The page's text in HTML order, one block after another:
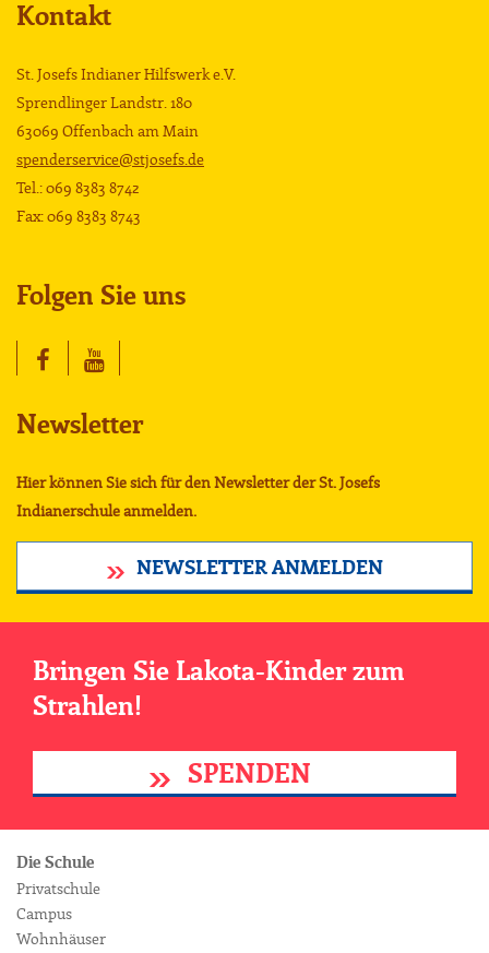
Kontakt
St. Josefs Indianer Hilfswerk e.V.
Sprendlinger Landstr. 180
63069 Offenbach am Main
spenderservice@stjosefs.de
Tel.: 069 8383 8742
Fax: 069 8383 8743
Folgen Sie uns
Newsletter
Hier können Sie sich für den Newsletter der St. Josefs
Indianerschule anmelden.
NEWSLETTER ANMELDEN
Bringen Sie Lakota-Kinder zum
Strahlen!
SPENDEN
Die Schule
Privatschule
Campus
Wohnhäuser